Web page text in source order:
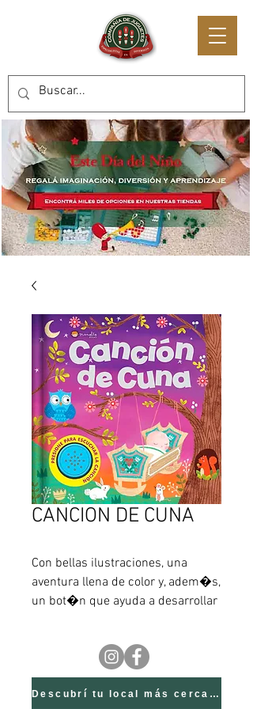
CANCION DE CUNA
Con bellas ilustraciones, una
aventura llena de color y, adem�s,
un bot�n que ayuda a desarrollar
que completan una experiencia
memorable. Acurr�cate mientras
el viento mece suavemente la
Descubrí tu local más cercano